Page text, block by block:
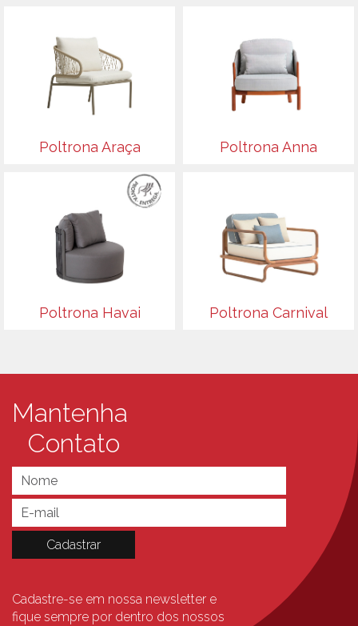
Poltrona Araça Poltrona Anna
Poltrona Havai Poltrona Carnival
Mantenha
Contato
Cadastre-se em nossa newsletter e
fique sempre por dentro dos nossos